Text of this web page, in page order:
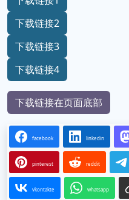
下载链接2
下载链接3
下载链接4
下载链接在页面底部
facebook linkedin
pinterest reddit
vkontakte whatsapp